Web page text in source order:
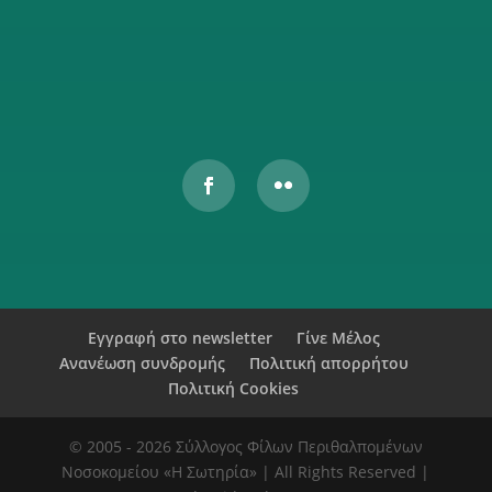
Εγγραφή στο newsletter
Γίνε Μέλος
Ανανέωση συνδρομής
Πολιτική απορρήτου
Πολιτική Cookies
© 2005 - 2026 Σύλλογος Φίλων Περιθαλπομένων
Νοσοκομείου «Η Σωτηρία» | All Rights Reserved |